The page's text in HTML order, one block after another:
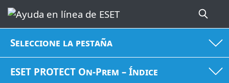
Seleccione la pestaña
ESET PROTECT On-Prem – Índice